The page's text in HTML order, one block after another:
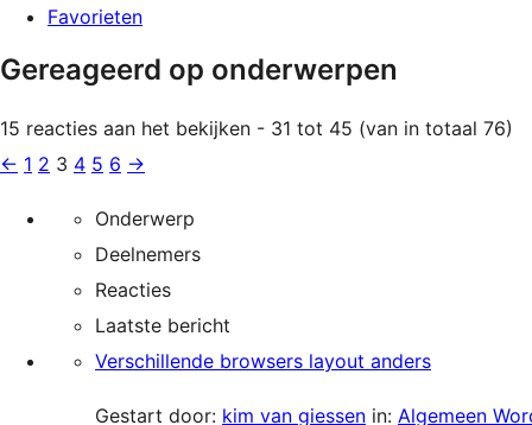
Favorieten
Gereageerd op onderwerpen
15 reacties aan het bekijken - 31 tot 45 (van in totaal 76)
← 1 2 3 4 5 6 →
Onderwerp
Deelnemers
Reacties
Laatste bericht
Verschillende browsers layout anders
Gestart door: kim van giessen in: Algemeen